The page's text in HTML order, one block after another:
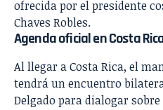
ofrecida por el presidente
Chaves Robles.
Agenda oficial en Costa
Al llegar a Costa Rica, el
tendrá un encuentro
Delgado para dialogar